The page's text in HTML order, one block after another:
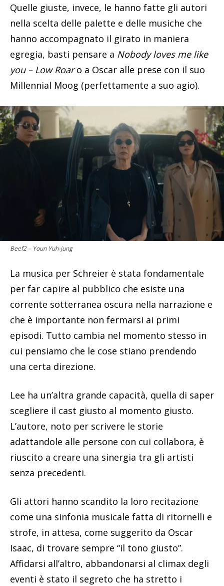
Quelle giuste, invece, le hanno fatte gli autori
nella scelta delle palette e delle musiche che
hanno accompagnato il girato in maniera
egregia, basti pensare a Nobody loves me like
you – Low Roaro a Oscar alle prese con il suo
Millennial Moog (perfettamente a suo agio).
Beef2 – Youn Yuh-jung
La musica per Schreier è stata fondamentale
per far capire al pubblico che esiste una
corrente sotterranea oscura nella narrazione e
che è importante non fermarsi ai primi
episodi. Tutto cambia nel momento stesso in
cui pensiamo che le cose stiano prendendo
una certa direzione.
Lee ha un’altra grande capacità, quella di saper
scegliere il cast giusto al momento giusto.
L’autore, noto per scrivere le storie
adattandole alle persone con cui collabora, è
riuscito a creare una sinergia tra gli artisti
senza precedenti.
Gli attori hanno scandito la loro recitazione
come una sinfonia musicale fatta di ritornelli e
strofe, in attesa, come suggerito da Oscar
Isaac, di trovare sempre “il tono giusto”.
Affidarsi all’altro, abbandonarsi al climax degli
eventi è stato il segreto che ha stretto i